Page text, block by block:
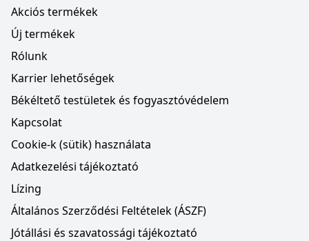
Akciós termékek
Új termékek
Rólunk
Karrier lehetőségek
Békéltető testületek és fogyasztóvédelem
Kapcsolat
Cookie-k (sütik) használata
Adatkezelési tájékoztató
Lízing
Általános Szerződési Feltételek (ÁSZF)
Jótállási és szavatossági tájékoztató